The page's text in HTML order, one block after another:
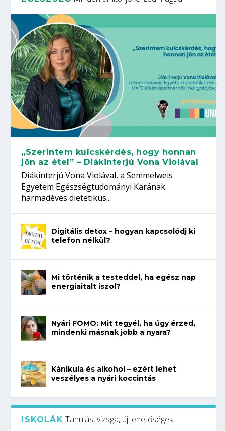
„Szerintem kulcskérdés, hogy honnan
jön az étel” – Diákinterjú Vona Violával
Diákinterjú Vona Violával, a Semmelweis
Egyetem Egészségtudományi Karának
harmadéves dietetikus...
Digitális detox – hogyan kapcsolódj ki
telefon nélkül?
Mi történik a testeddel, ha egész nap
energiaitalt iszol?
Nyári FOMO: Mit tegyél, ha úgy érzed,
mindenki másnak jobb a nyara?
Kánikula és alkohol – ezért lehet
veszélyes a nyári koccintás
ISKOLÁK Tanulás, vizsga, új lehetőségek